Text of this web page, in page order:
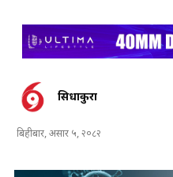
सिधाकुरा
बिहीबार, असार ५, २०८२